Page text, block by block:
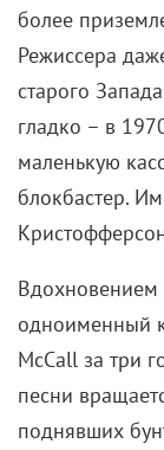
более
Режиссера
старого
гладко – в
маленькую
блокбастер.
одноименный
McCall за три
песни
поднявших